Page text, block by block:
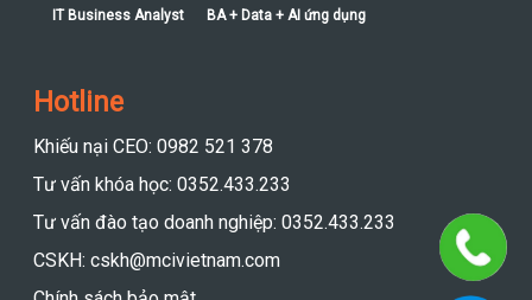
IT Business Analyst BA + Data + AI ứng dụng
Hotline
Khiếu nại CEO: 0982 521 378
Tư vấn khóa học: 0352.433.233
Tư vấn đào tạo doanh nghiệp: 0352.433.233
CSKH: cskh@mcivietnam.com